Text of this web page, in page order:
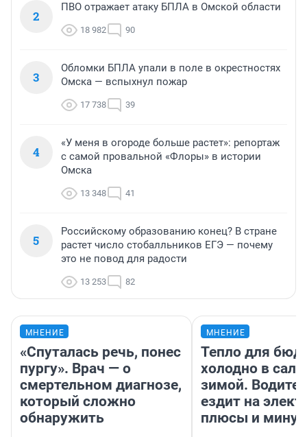
2
ПВО отражает атаку БПЛА в Омской области
18 982 90
3
Обломки БПЛА упали в поле в окрестностях
Омска — вспыхнул пожар
17 738 39
4
«У меня в огороде больше растет»: репортаж
с самой провальной «Флоры» в истории
Омска
13 348 41
5
Российскому образованию конец? В стране
растет число стобалльников ЕГЭ — почему
это не повод для радости
13 253 82
МНЕНИЕ
«Спуталась речь, понес
пургу». Врач — о
смертельном диагнозе,
который сложно
обнаружить
МНЕНИЕ
Тепло для
холодно в
зимой.
ездит на
плюсы и